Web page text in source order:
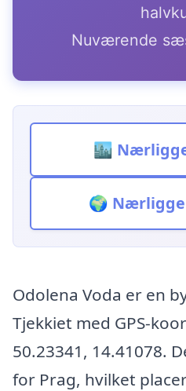
Nuværende
🏙️
🌍
Odolena Voda er en
Tjekkiet med GPS-
50.23341, 14.41078.
for Prag, hvilket